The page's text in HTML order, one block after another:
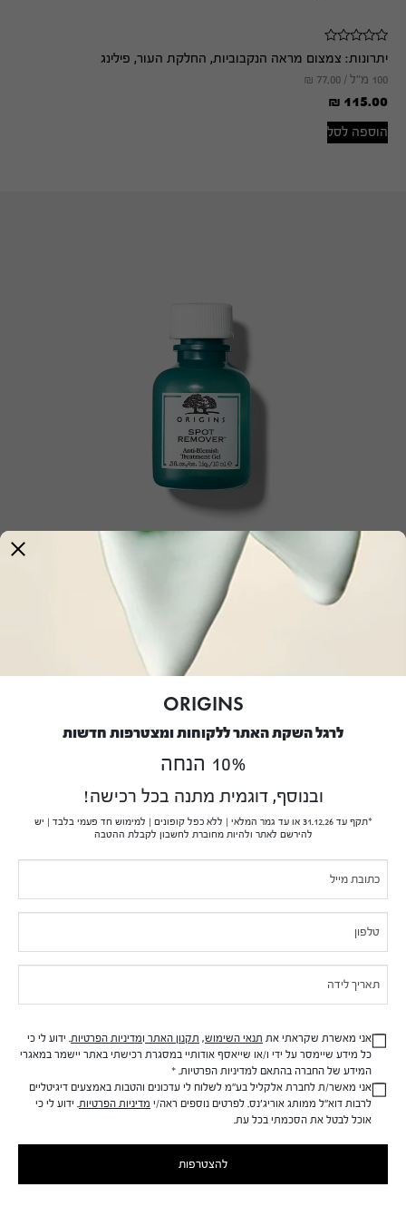
יתרונות: צמצום מראה הנקבוביות, החלקת העור, פילינג
100 מ"ל / ₪ 77.00
₪ 115.00
הוספה לסל
Super Spot remover Blemish Treatment Gel
יתרונות:הפחתת פצעונים וראשים שחורים
מהי קולקציית הטיפוח ™GinZing?
אילו רכיבים קיימים במוצרי ™GinZing?
לעור?
אילו מוצרים של Origins הם הטובים ביותר עבור עור זוהר?
ORIGINS
לרגל השקת האתר ללקוחות ומצטרפות חדשות
10% הנחה
ובנוסף, דוגמית מתנה בכל רכישה!
*תקף עד 31.12.26 או עד גמר המלאי | ללא כפל קופונים | למימוש חד פעמי בלבד | יש
להירשם לאתר ולהיות מחוברת לחשבון לקבלת ההטבה
Pop-
Up
human,
leave
this
field
blank.
אני מאשרת שקראתי את תנאי השימוש, תקנון האתר ומדיניות הפרטיות. ידוע לי כי
כל מידע שיימסר על ידי ו/או שייאסף אודותיי במסגרת רכישתי באתר יישמר במאגרי
המידע של החברה בהתאם למדיניות הפרטיות. *
אני מאשר/ת לחברת אלקליל בע"מ לשלוח לי עדכונים והטבות באמצעים דיגיטליים
לרבות דוא"ל ממותג אוריג'נס. לפרטים נוספים ראה/י מדיניות הפרטיות. ידוע לי כי
אוכל לבטל את הסכמתי בכל עת.
להצטרפות